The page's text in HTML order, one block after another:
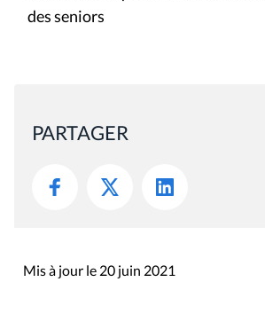
des seniors
PARTAGER
Mis à jour le 20 juin 2021